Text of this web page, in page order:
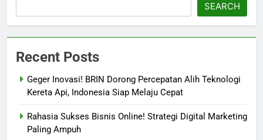
SEARCH
Recent Posts
Geger Inovasi! BRIN Dorong Percepatan Alih Teknologi
Kereta Api, Indonesia Siap Melaju Cepat
Rahasia Sukses Bisnis Online! Strategi Digital Marketing
Paling Ampuh